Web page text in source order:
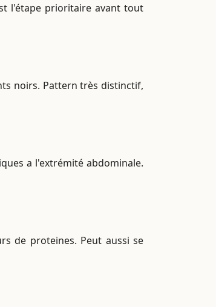
l'étape prioritaire avant tout
noirs. Pattern très distinctif,
a l'extrémité abdominale.
de proteines. Peut aussi se